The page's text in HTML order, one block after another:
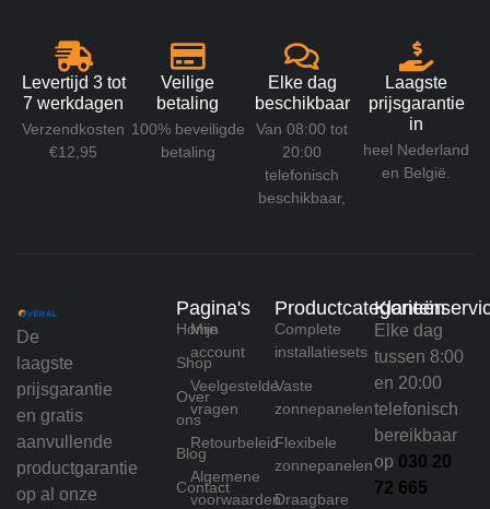
Levertijd 3 tot
7 werkdagen
Verzendkosten
€12,95
Veilige
betaling
100% beveiligde
betaling
Elke dag
beschikbaar
Van 08:00 tot
20:00
telefonisch
beschikbaar,
Laagste
prijsgarantie
in
heel Nederland
en België.
De
laagste
prijsgarantie
en gratis
aanvullende
productgarantie
op al onze
Pagina's
Home
Shop
Over
ons
Blog
Contact
Mijn
account
Veelgestelde
vragen
Retourbeleid
Algemene
voorwaarden
Productcategorieën
Complete
installatiesets
Vaste
zonnepanelen
Flexibele
zonnepanelen
Draagbare
Elke dag
tussen 8:00
en 20:00
telefonisch
bereikbaar
op 030 20
72 665